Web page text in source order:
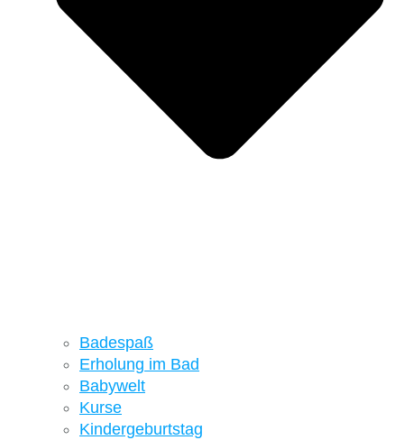
Badespaß
Erholung im Bad
Babywelt
Kurse
Kindergeburtstag